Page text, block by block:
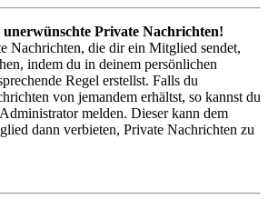
Private Nachrichten!
Nachrichten, die dir ein Mitglied sendet,
indem du in deinem persönlichen
Regel erstellst. Falls du
von jemandem erhältst, so kannst du
melden. Dieser kann dem
dann verbieten, Private Nachrichten zu